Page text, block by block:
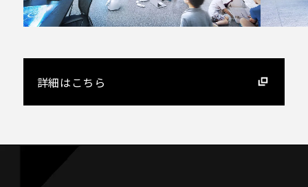
詳細はこちら